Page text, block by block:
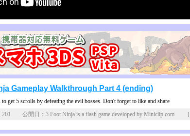
Gameplay Walkthrough Part 4 (ending)
get 5 scrolls by defeating the evil bosses. Don't forget to like and share
201 公開日：3 Foot Ninja is a flash game developed by Miniclip.com [